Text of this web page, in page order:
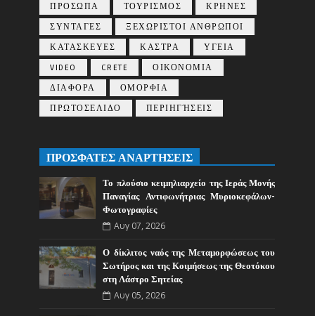
ΠΡΟΣΩΠΑ
ΤΟΥΡΙΣΜΟΣ
ΚΡΗΝΕΣ
ΣΥΝΤΑΓΕΣ
ΞΕΧΩΡΙΣΤΟΙ ΑΝΘΡΩΠΟΙ
ΚΑΤΑΣΚΕΥΕΣ
ΚΑΣΤΡΑ
ΥΓΕΙΑ
VIDEO
CRETE
ΟΙΚΟΝΟΜΙΑ
ΔΙΑΦΟΡΑ
ΟΜΟΡΦΙΑ
ΠΡΩΤΟΣΕΛΙΔΟ
ΠΕΡΙΗΓΉΣΕΙΣ
ΠΡΟΣΦΑΤΕΣ ΑΝΑΡΤΗΣΕΙΣ
Το πλούσιο κειμηλιαρχείο της Ιεράς Μονής
Παναγίας Αντιφωνήτριας Μυριοκεφάλων-
Φωτογραφίες
Αυγ 07, 2026
Ο δίκλιτος ναός της Μεταμορφώσεως του
Σωτήρος και της Κοιμήσεως της Θεοτόκου
στη Λάστρο Σητείας
Αυγ 05, 2026